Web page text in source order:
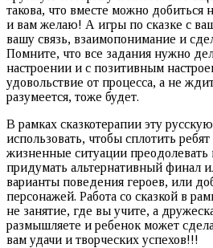
такова, что вместе можно добиться
и вам желаю! А игры по сказке с
вашу связь, взаимопонимание и
Помните, что все задания нужно
настроении и с позитивным
удовольствие от процесса, а не
разумеется, тоже будет.
В рамках сказкотерапии эту
использовать, чтобы сплотить
жизненные ситуации
придумать альтернативный финал
варианты поведения героев, или
персонажей. Работа со сказкой в
не занятие, где вы учите, а
размышляете и ребенок может
вам удачи и творческих успехов!!!